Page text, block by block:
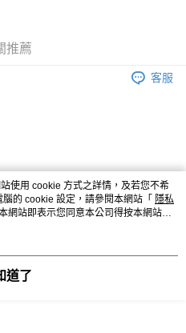
推薦
客服
使用 cookie 方式之詳情，及若您不希
的 cookie 設定，請參閱本網站「 隱私
網站即表示您同意本公司得按本網站使
道了